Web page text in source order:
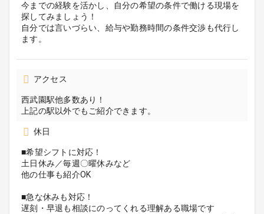
今までの経験を活かし、自分の希望の条件で働ける現場を
探してみましょう！
自分では言いづらい、給与や勤務時間の条件交渉も代行し
ます。
アクセス
西武園駅他多数あり！
上記の駅以外でもご紹介できます。
休日
■希望シフトに対応！
土日休み／毎週〇曜休みなど
他の仕事も紹介OK
■急な休みも対応！
遅刻・早退も相談にのってくれる理解ある職場です